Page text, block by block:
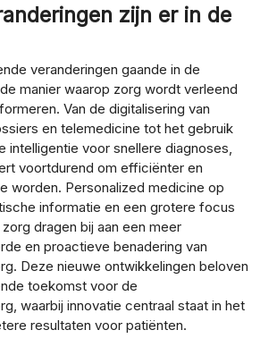
zijn er in de
veranderingen gaande in de
manier waarop zorg wordt verleend
Van de digitalisering van
en telemedicine tot het gebruik
intelligentie voor snellere diagnoses,
voortdurend om efficiënter en
worden. Personalized medicine op
informatie en een grotere focus
dragen bij aan een meer
en proactieve benadering van
Deze nieuwe ontwikkelingen beloven
toekomst voor de
waarbij innovatie centraal staat in het
resultaten voor patiënten.